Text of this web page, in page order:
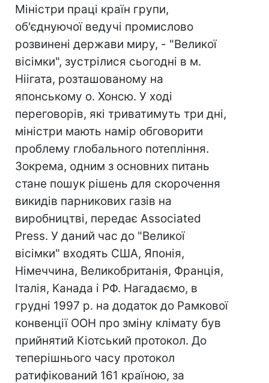
Міністри праці країн групи,
об'єднуючої ведучі промислово
розвинені держави миру, - "Великої
вісімки", зустрілися сьогодні в м.
Ніігата, розташованому на
японському о. Хонсю. У ході
переговорів, які триватимуть три дні,
міністри мають намір обговорити
проблему глобального потепління.
Зокрема, одним з основних питань
стане пошук рішень для скорочення
викидів парникових газів на
виробництві, передає Associated
Press. У даний час до "Великої
вісімки" входять США, Японія,
Німеччина, Великобританія, Франція,
Італія, Канада і РФ. Нагадаємо, в
грудні 1997 р. на додаток до Рамкової
конвенції ООН про зміну клімату був
прийнятий Кіотський протокол. До
теперішнього часу протокол
ратифікований 161 країною, за